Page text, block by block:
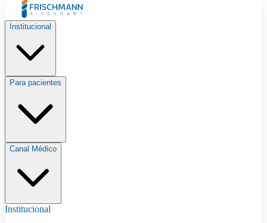
Institucional
Para pacientes
Canal Médico
Institucional